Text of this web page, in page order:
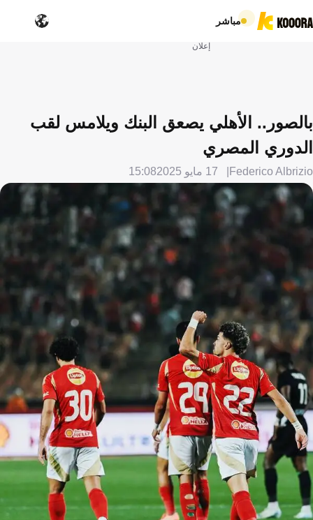
مباشر
إعلان
بالصور.. الأهلي يصعق البنك ويلامس لقب
الدوري المصري
Federico Albrizio 17 مايو 2025 15:08